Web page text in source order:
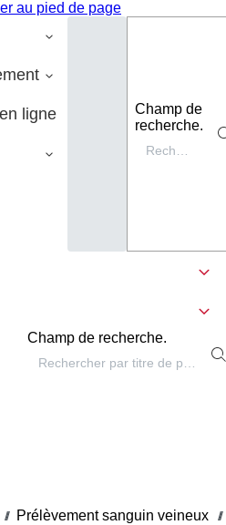
au pied de page
ligne
Champ de
recherche.
Champ de recherche.
/// Prélèvement sanguin veineux ///